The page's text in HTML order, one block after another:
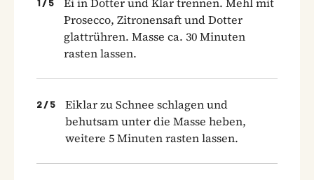
1 / 5
Prosecco, Zitronensaft und Dotter
glattrühren. Masse ca. 30 Minuten
rasten lassen.
2 / 5
Eiklar zu Schnee schlagen und
behutsam unter die Masse heben,
weitere 5 Minuten rasten lassen.